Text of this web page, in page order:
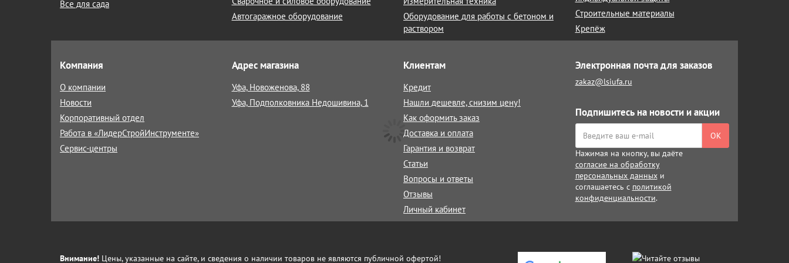
Все для сада
Автогаражное оборудование
Оборудование для работы с бетоном и
раствором
Строительные материалы
Крепёж
Компания
О компании
Новости
Корпоративный отдел
Работа в «ЛидерСтройИнструменте»
Сервис-центры
Адрес магазина
Уфа, Новоженова, 88
Уфа, Подполковника Недошивина, 1
Клиентам
Кредит
Нашли дешевле, снизим цену!
Как оформить заказ
Доставка и оплата
Гарантия и возврат
Статьи
Вопросы и ответы
Отзывы
Личный кабинет
Электронная почта для заказов
zakaz@lsiufa.ru
Подпишитесь на новости и акции
ОК
Нажимая на кнопку, вы даёте
согласие на обработку
персональных данныхи
соглашаетесь с политикой
конфиденциальности.
Внимание! Цены, указанные на сайте, и сведения о наличии товаров не являются публичной офертой!